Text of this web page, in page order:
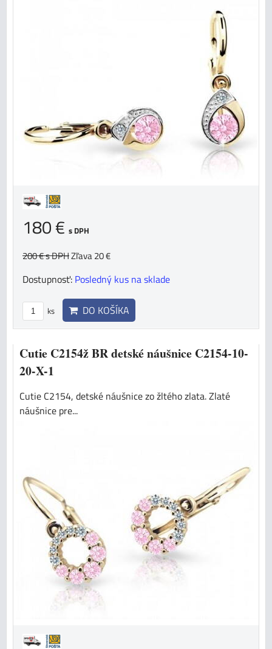
180 € s DPH
200 €s DPHZľava 20 €
Dostupnosť: Posledný kus na sklade
ks DO KOŠÍKA
Cutie C2154ž BR detské náušnice C2154-10-
20-X-1
Cutie C2154, detské náušnice zo žltého zlata. Zlaté
náušnice pre...